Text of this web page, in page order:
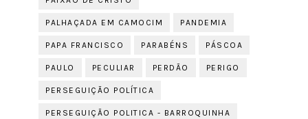
PALHAÇADA EM CAMOCIM PANDEMIA
PAPA FRANCISCO PARABÉNS PÁSCOA
PAULO PECULIAR PERDÃO PERIGO
PERSEGUIÇÃO POLÍTICA
PERSEGUIÇÃO POLITICA - BARROQUINHA